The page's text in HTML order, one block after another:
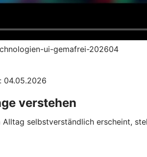
ui-gemafrei-202604
04.05.2026
verstehen
selbstverständlich erscheint,